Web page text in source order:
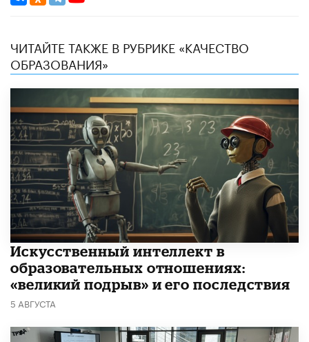
ЧИТАЙТЕ ТАКЖЕ В РУБРИКЕ «КАЧЕСТВО
ОБРАЗОВАНИЯ»
​Искусственный интеллект в
образовательных отношениях:
«великий подрыв» и его последствия
5 АВГУСТА